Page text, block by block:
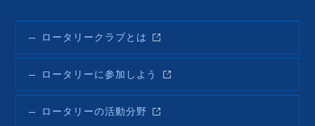
ロータリークラブとは
ロータリーに参加しよう
ロータリーの活動分野